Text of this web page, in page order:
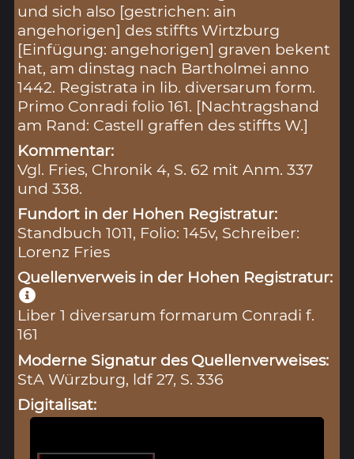
und sich also [gestrichen: ain
angehorigen] des stiffts Wirtzburg
[Einfügung: angehorigen] graven bekent
hat, am dinstag nach Bartholmei anno
1442. Registrata in lib. diversarum form.
Primo Conradi folio 161. [Nachtragshand
am Rand: Castell graffen des stiffts W.]
Kommentar:
Vgl. Fries, Chronik 4, S. 62 mit Anm. 337
und 338.
Fundort in der Hohen Registratur:
Standbuch 1011, Folio: 145v, Schreiber:
Lorenz Fries
Quellenverweis in der Hohen Registratur:
Liber 1 diversarum formarum Conradi f.
161
Moderne Signatur des Quellenverweises:
StA Würzburg, ldf 27, S. 336
Digitalisat: